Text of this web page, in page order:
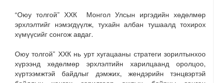
“Оюу толгой” ХХК Монгол Улсын иргэдийн хөдөлмөр
эрхлэлтийг нэмэгдүүлж, тухайн албан тушаалд тохирох
хүмүүсийг сонгож авдаг.
Оюу толгой” ХХК нь урт хугацааны стратеги зорилтынхоо
хүрээнд хөдөлмөр эрхлэлтийн харилцаанд оролцоо,
хүртээмжтэй байдлыг дэмжих, жендэрийн тэнцвэртэй